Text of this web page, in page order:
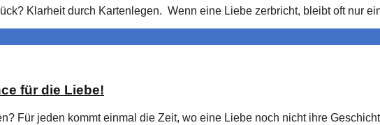
Klarheit durch Kartenlegen. Wenn eine Liebe zerbricht, bleibt oft nur
für die Liebe!
Für jeden kommt einmal die Zeit, wo eine Liebe noch nicht ihre